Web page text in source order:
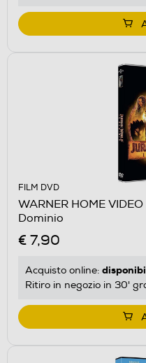
FILM DVD
WARNER HOME
Dominio
€ 7,90
Acquisto online:
Ritiro in negozio in 30'